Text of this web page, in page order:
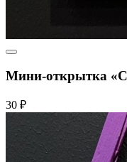
Мини-открытка
30 ₽